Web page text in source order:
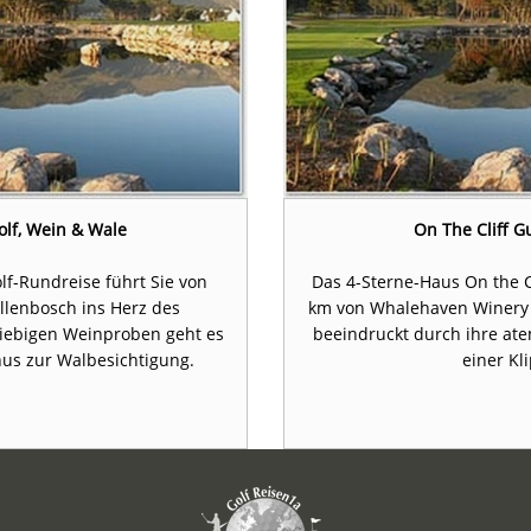
Wein & Wale
Rundreise führt Sie von
ins Herz des
Weinproben geht es
zur Walbesichtigung.
On The Cliff
Das 4-Sterne-Haus On the
km von Whalehaven
beeindruckt durch ihre
einer